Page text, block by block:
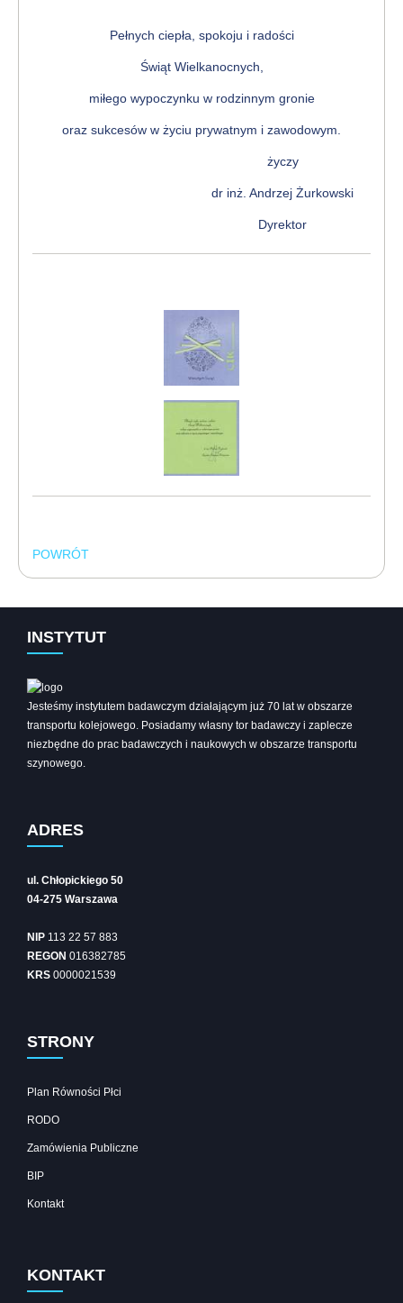
Pełnych ciepła, spokoju i radości
Świąt Wielkanocnych,
miłego wypoczynku w rodzinnym gronie
oraz sukcesów w życiu prywatnym i zawodowym.
życzy
dr inż. Andrzej Żurkowski
Dyrektor
POWRÓT
INSTYTUT
Jesteśmy instytutem badawczym działającym już 70 lat w obszarze
transportu kolejowego. Posiadamy własny tor badawczy i zaplecze
niezbędne do prac badawczych i naukowych w obszarze transportu
szynowego.
ADRES
ul. Chłopickiego 50
04-275 Warszawa
NIP 113 22 57 883
REGON 016382785
KRS 0000021539
STRONY
Plan Równości Płci
RODO
Zamówienia Publiczne
BIP
Kontakt
KONTAKT